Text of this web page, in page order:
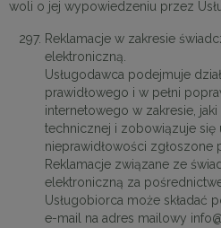
woli o jej wypowiedzeniu przez
Reklamacje w zakresie
elektroniczną.
Usługodawca podejmuje
prawidłowego i w pełni
internetowego w zakresie,
technicznej i zobowiązuje się
nieprawidłowości zgłoszone
Reklamacje związane ze
elektroniczną za
Usługobiorca może składać
e-mail na adres mailowy